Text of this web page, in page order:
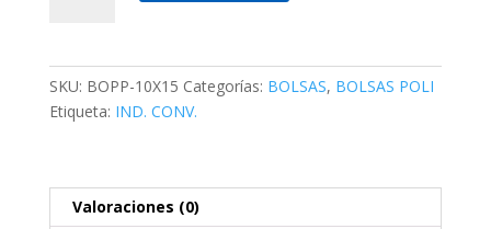
SKU: BOPP-10X15 Categorías: BOLSAS, BOLSAS POLI
Etiqueta: IND. CONV.
Valoraciones (0)